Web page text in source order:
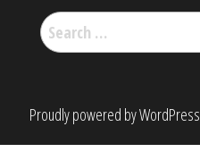
Search
for:
Proudly powered byWordPress